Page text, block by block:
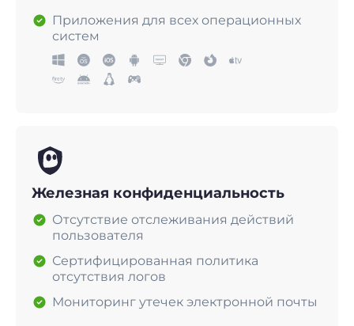
Приложения для всех операционных
систем
Железная конфиденциальность
Отсутствие отслеживания действий
пользователя
Сертифицированная политика
отсутствия логов
Мониторинг утечек электронной почты